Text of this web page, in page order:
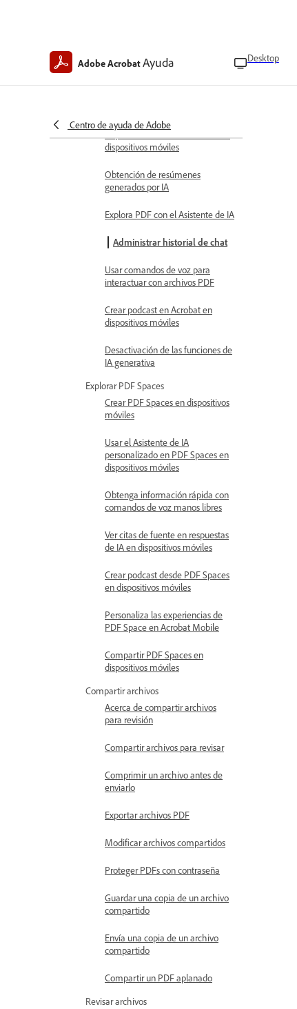
Adobe AcrobatAyuda Desktop
Centro de ayuda de Adobe
Capacidades de IA en Acrobat en
dispositivos móviles
Obtención de resúmenes
generados por IA
Explora PDF con el Asistente de IA
Administrar historial de chat
Usar comandos de voz para
interactuar con archivos PDF
Crear podcast en Acrobat en
dispositivos móviles
Desactivación de las funciones de
IA generativa
Explorar PDF Spaces
Crear PDF Spaces en dispositivos
móviles
Usar el Asistente de IA
personalizado en PDF Spaces en
dispositivos móviles
Obtenga información rápida con
comandos de voz manos libres
Ver citas de fuente en respuestas
de IA en dispositivos móviles
Crear podcast desde PDF Spaces
en dispositivos móviles
Personaliza las experiencias de
PDF Space en Acrobat Mobile
Compartir PDF Spaces en
dispositivos móviles
Compartir archivos
Acerca de compartir archivos
para revisión
Compartir archivos para revisar
Comprimir un archivo antes de
enviarlo
Exportar archivos PDF
Modificar archivos compartidos
Proteger PDFs con contraseña
Guardar una copia de un archivo
compartido
Envía una copia de un archivo
compartido
Compartir un PDF aplanado
Revisar archivos